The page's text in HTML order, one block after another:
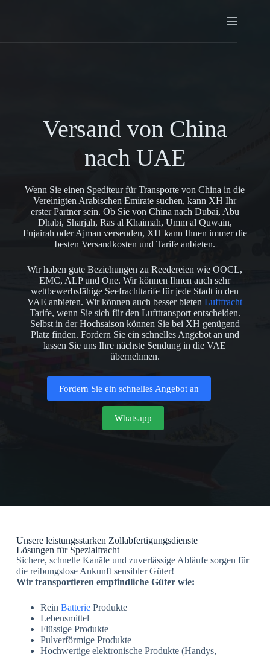
Versand von China
nach UAE
Wenn Sie einen Spediteur für Transporte von China in die
Vereinigten Arabischen Emirate suchen, kann XH Ihr
erster Partner sein. Ob Sie von China nach Dubai, Abu
Dhabi, Sharjah, Ras al Khaimah, Umm al Quwain,
Fujairah oder Ajman versenden, XH kann Ihnen immer die
besten Versandkosten und Tarife anbieten.
Wir haben gute Beziehungen zu Reedereien wie OOCL,
EMC, ALP und One. Wir können Ihnen auch sehr
wettbewerbsfähige Seefrachttarife für jede Stadt in den
VAE anbieten. Wir können auch besser bietenLuftfracht
Tarife, wenn Sie sich für den Lufttransport entscheiden.
Selbst in der Hochsaison können Sie bei XH genügend
Platz finden. Fordern Sie ein schnelles Angebot an und
lassen Sie uns Ihre nächste Sendung in die VAE
übernehmen.
Fordern Sie ein schnelles Angebot an
Whatsapp
Unsere leistungsstarken Zollabfertigungsdienste
Lösungen für Spezialfracht
Sichere, schnelle Kanäle und zuverlässige Abläufe sorgen für
die reibungslose Ankunft sensibler Güter!
Wir transportieren empfindliche Güter wie:
Rein BatterieProdukte
Lebensmittel
Flüssige Produkte
Pulverförmige Produkte
Hochwertige elektronische Produkte (Handys,